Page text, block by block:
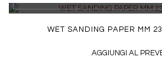
WET SANDING PAPER MM
AGGIUNGI AL